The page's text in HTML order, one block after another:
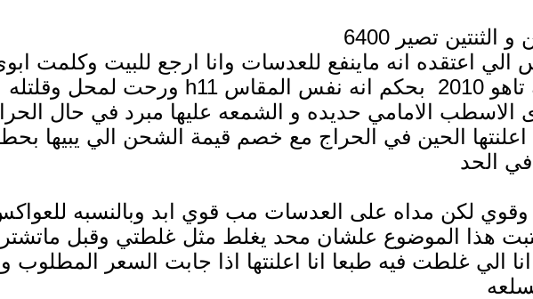
اعتقده انه ماينفع للعدسات وانا ارجع للبيت وكلمت
اليوم قلتله بركبه على موترك تاهو 2010 بحكم انه نفس المقاس h11 ورحت لمحل وقلتله
الاسطب الامامي حديده و الشمعه عليها مبرد في حال
اعلنتها الحين في الحراج مع خصم قيمة الشحن الي يبيها
الحد
وقوي لكن مداه على العدسات مب قوي ابد وبالنسبه
هذا الموضوع علشان محد يغلط مثل غلطتي وقبل
الي غلطت فيه طبعا انا اعلنتها اذا جابت السعر المطلوب